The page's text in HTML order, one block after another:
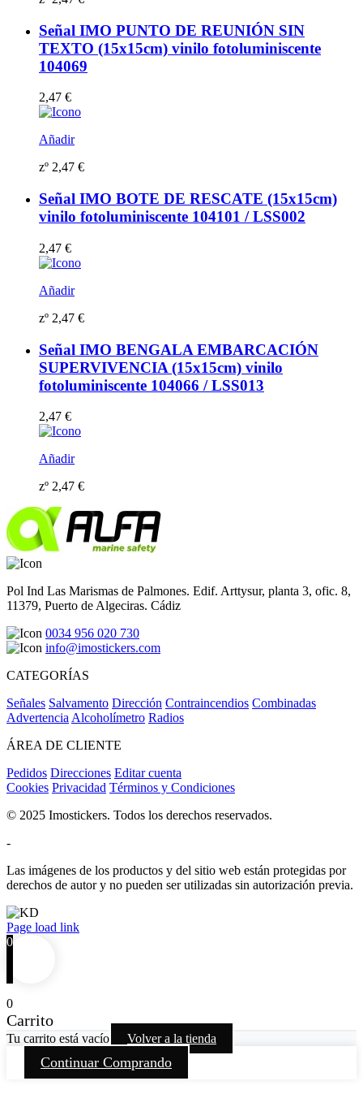
Señal IMO PUNTO DE REUNIÓN SIN
TEXTO (15x15cm) vinilo fotoluminiscente
104069
2,47 €
Añadir
zº 2,47 €
Señal IMO BOTE DE RESCATE (15x15cm)
vinilo fotoluminiscente 104101 / LSS002
2,47 €
Añadir
zº 2,47 €
Señal IMO BENGALA EMBARCACIÓN
SUPERVIVENCIA (15x15cm) vinilo
fotoluminiscente 104066 / LSS013
2,47 €
Añadir
zº 2,47 €
Pol Ind Las Marismas de Palmones. Edif. Arttysur, planta 3, ofic. 8,
11379, Puerto de Algeciras. Cádiz
0034 956 020 730
info@imostickers.com
CATEGORÍAS
Señales Salvamento Dirección Contraincendios Combinadas
Advertencia Alcoholímetro Radios
ÁREA DE CLIENTE
Pedidos Direcciones Editar cuenta
Cookies Privacidad Términos y Condiciones
© 2025 Imostickers. Todos los derechos reservados.
-
Las imágenes de los productos y del sitio web están protegidas por
derechos de autor y no pueden ser utilizadas sin autorización previa.
Facebook
Twitter
Instagram
Pinterest
Page load link
0
0
Carrito
Tu carrito está vacío Volver a la tienda
Continuar Comprando